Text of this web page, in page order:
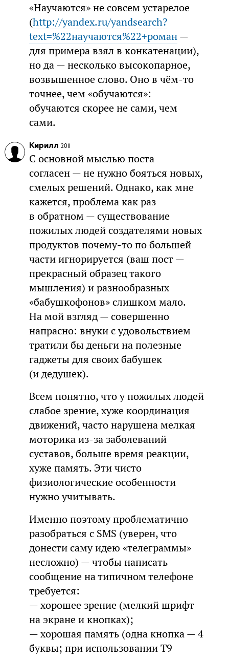
«Научаются» не совсем устарелое
(http://yandex.ru/yandsearch?
text=%22научаются%22+роман—
для примера взял в конкатенации),
но да — несколько высокопарное,
возвышенное слово. Оно в чём-то
точнее, чем «обучаются»:
обучаются скорее не сами, чем
сами.
Кирилл 2011
С основной мыслью поста
согласен — не нужно бояться новых,
смелых решений. Однако, как мне
кажется, проблема как раз
в обратном — существование
пожилых людей создателями новых
продуктов почему-то по большей
части игнорируется (ваш пост —
прекрасный образец такого
мышления) и разнообразных
«бабушкофонов» слишком мало.
На мой взгляд — совершенно
напрасно: внуки с удовольствием
тратили бы деньги на полезные
гаджеты для своих бабушек
(и дедушек).
Всем понятно, что у пожилых людей
слабое зрение, хуже координация
движений, часто нарушена мелкая
моторика из-за заболеваний
суставов, больше время реакции,
хуже память. Эти чисто
физиологические особенности
нужно учитывать.
Именно поэтому проблематично
разобраться с SMS (уверен, что
донести саму идею «телеграммы»
несложно) — чтобы написать
сообщение на типичном телефоне
требуется:
— хорошее зрение (мелкий шрифт
на экране и кнопках);
— хорошая память (одна кнопка — 4
буквы; при использовании T9